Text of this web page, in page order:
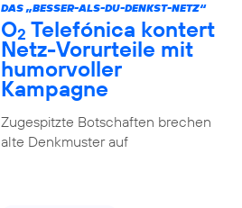
DAS „BESSER-ALS-DU-DENKST-NETZ“
O2 Telefónica kontert
Netz-Vorurteile mit
humorvoller
Kampagne
Zugespitzte Botschaften brechen
alte Denkmuster auf